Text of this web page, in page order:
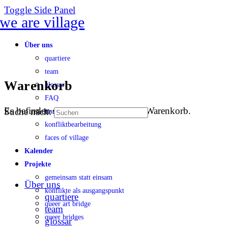
Toggle Side Panel
Über uns
quartiere
team
glossar
FAQ
transparenz
konfliktbearbeitung
faces of village
Kalender
Projekte
gemeinsam statt einsam
konflikte als ausgangspunkt
queer art bridge
queer bridges
Warenkorb
Es befinden sich keine Produkte im Warenkorb.
Suche nach:
Über uns
quartiere
team
glossar